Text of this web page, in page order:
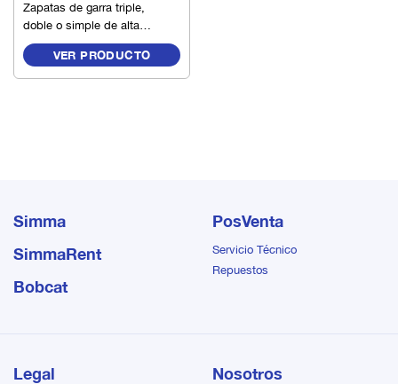
Zapatas de garra triple,
doble o simple de alta
resistencia para trabajos
extremos. Fabricadas con
perfiles laminados en
VER PRODUCTO
Simma
SimmaRent
Bobcat
PosVenta
Servicio Técnico
Repuestos
Legal Nosotros